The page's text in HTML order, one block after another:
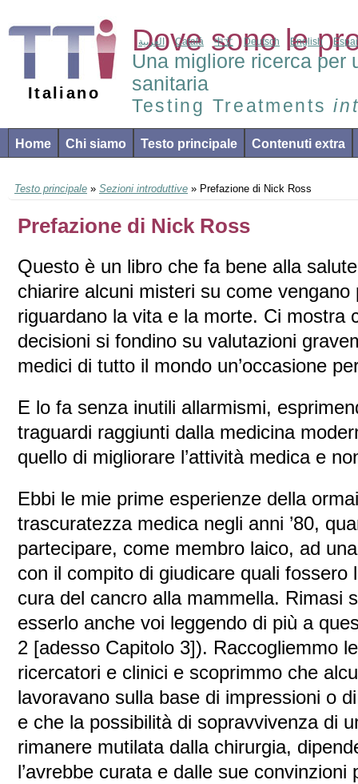
Italiano
Dove sono le
Una migliore ricerca per
sanitaria
Testing Treatments
العربية Català 中文 Deutsch English
Home Chi siamo Testo principale Contenuti extra
Testo principale » Sezioni introduttive » Prefazione di Nick Ross
Prefazione di Nick Ross
Questo è un libro che fa bene alla
chiarire alcuni misteri su come vengano
riguardano la vita e la morte. Ci mostra
decisioni si fondino su valutazioni
medici di tutto il mondo un’occasione
E lo fa senza inutili allarmismi,
traguardi raggiunti dalla medicina
quello di migliorare l’attività medica e
Ebbi le mie prime esperienze della
trascuratezza medica negli anni ’80,
partecipare, come membro laico, ad
con il compito di giudicare quali fossero
cura del cancro alla mammella. Rimasi
esserlo anche voi leggendo di più a
2 [adesso Capitolo 3]). Raccogliemmo
ricercatori e clinici e scoprimmo che
lavoravano sulla base di impressioni o
e che la possibilità di sopravvivenza di
rimanere mutilata dalla chirurgia,
l’avrebbe curata e dalle sue convinzioni